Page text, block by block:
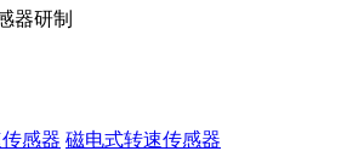
器研制
感器 磁电式转速传感器